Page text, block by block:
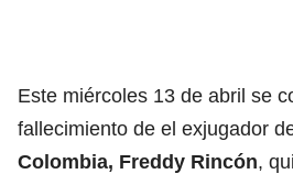
Este miércoles 13 de abril se
fallecimiento de el exjugador
Colombia, Freddy Rincón,